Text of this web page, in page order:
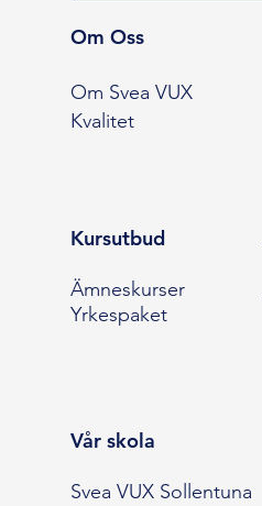
Om Oss
Om Svea VUX
Kvalitet
Kursutbud
Ämneskurser
Yrkespaket
Vår skola
Svea VUX Sollentuna